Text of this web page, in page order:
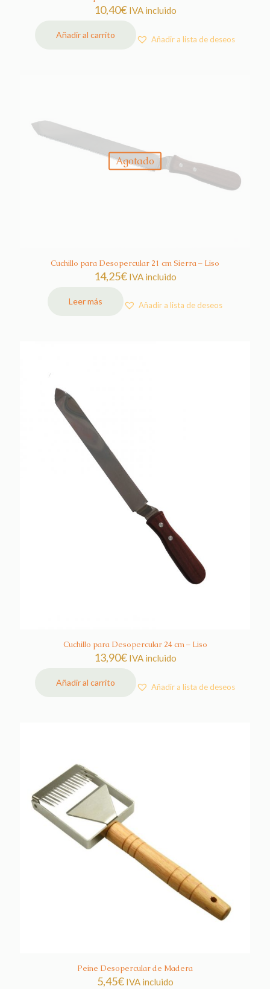
10,40€ IVA incluido
Añadir al carrito Añadir a lista de deseos
Agotado
Cuchillo para Desopercular 21 cm Sierra – Liso
14,25€ IVA incluido
Leer más Añadir a lista de deseos
Cuchillo para Desopercular 24 cm – Liso
13,90€ IVA incluido
Añadir al carrito Añadir a lista de deseos
Peine Desopercular de Madera
5,45€ IVA incluido